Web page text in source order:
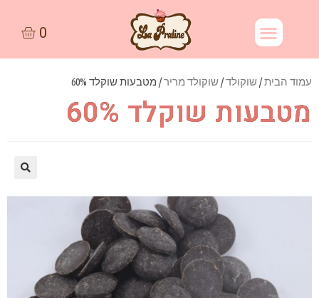
עמוד הבית/שוקולד/שוקולד מריר/ מטבעות שוקלד 60%
מטבעות שוקלד 60%